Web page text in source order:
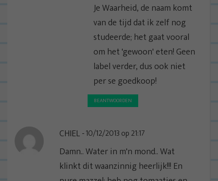
Je Waarheid, de naam komt
van de tijd dat ik zelf nog
studeerde; het gaat vooral
om het 'gewoon' eten! Geen
label verder, dus ook niet
per se goedkoop!
BEANTWOORDEN
CHIEL 10/12/2013 op 21:17
Damn.. Water in m'n mond.. Wat
klinkt dit waanzinnig heerlijk!!! En